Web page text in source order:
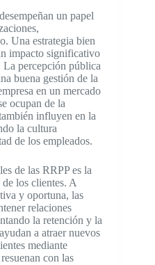
un papel
Una estrategia bien
impacto significativo
La percepción pública
buena gestión de la
en un mercado
ocupan de la
influyen en la
la cultura
de los empleados.
de las RRPP es la
los clientes. A
y oportuna, las
relaciones
la retención y la
a atraer nuevos
mediante
con las